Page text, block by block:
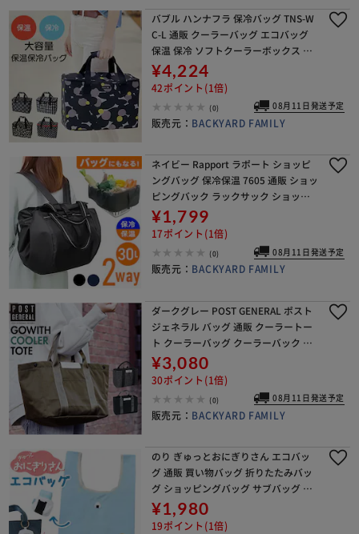
バブル ハンナフラ 保冷バッグ TNS-W
C-L 通販 クーラーバッグ エコバッグ
保温 保冷 ソフトクーラーボックス 大
容量 Hanna Hula おしゃれ かわいい
可愛い 柄 パターン レジャー
¥4,224
42ポイント(1倍)
(0) 08月11日発送予定
販売元： BACKYARD FAMILY
ネイビー Rapport ラポート ショッピ
ングバッグ 保冷保温 7605 通販 ショッ
ピングバック ラックサック ショッピ
ングリュック ショッピング リュック
エコバッグ エコバック 買い物バッグ
¥1,799
17ポイント(1倍)
(0) 08月11日発送予定
販売元： BACKYARD FAMILY
ダークグレー POST GENERAL ポスト
ジェネラル バッグ 通販 クーラートー
ト クーラーバッグ クーラーバック 保
冷バッグ 保冷バック 保冷トートバッ
グ エコバッグ トートバッグ 保冷 保温
¥3,080
30ポイント(1倍)
(0) 08月11日発送予定
販売元： BACKYARD FAMILY
のり ぎゅっとおにぎりさん エコバッ
グ 通販 買い物バッグ 折りたたみバッ
グ ショッピングバッグ サブバッグ お
買い物バッグ 折りたたみ コンパクト
軽量 軽い キャラクター かわいい マス
¥1,980
19ポイント(1倍)